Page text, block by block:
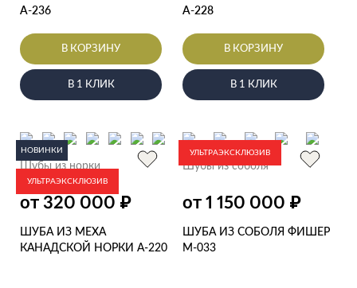
А-236
В КОРЗИНУ
В 1 КЛИК
А-228
В КОРЗИНУ
В 1 КЛИК
НОВИНКИ
УЛЬТРАЭКСКЛЮЗИВ
Шубы из норки
от 320 000 ₽
ШУБА ИЗ МЕХА
КАНАДСКОЙ НОРКИ А-220
УЛЬТРАЭКСКЛЮЗИВ
Шубы из соболя
от 1 150 000 ₽
ШУБА ИЗ СОБОЛЯ ФИШЕР
М-033